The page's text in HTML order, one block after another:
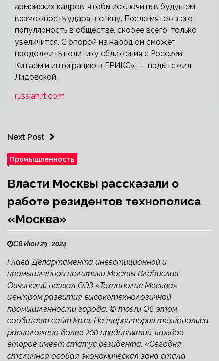
армейских кадров, чтобы исключить в будущем
возможность удара в спину. После мятежа его
популярность в обществе, скорее всего, только
увеличится. С опорой на народ он сможет
продолжить политику сближения с Россией,
Китаем и интеграцию в БРИКС», — подытожил
Лидовской.
russian.rt.com
Next Post
Промышленность
Власти Москвы рассказали о
работе резидентов технополиса
«Москва»
Сб Июн 29 , 2024
Глава Департамента инвестиционной и
промышленной политики Москвы Владислав
Овчинский назвал ОЭЗ «Технополис Москва»
центром развития высокотехнологичной
промышленности города. © mos.ru Об этом
сообщает сайт kp.ru. На территории технополиса
расположено более 200 предприятий, каждое
второе имеет статус резидента. «Сегодня
столичная особая экономическая зона стала